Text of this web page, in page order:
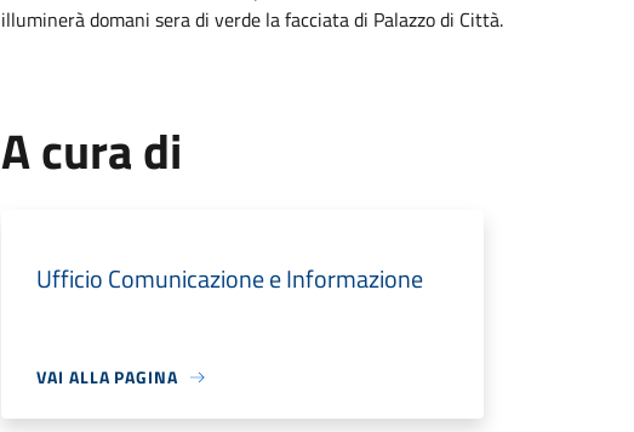
illuminerà domani sera di verde la facciata di Palazzo di Città.
A cura di
Ufficio Comunicazione e Informazione
VAI ALLA PAGINA